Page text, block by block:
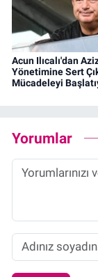
Acun Ilıcalı'dan
Yönetimine Sert
Mücadeleyi
Yorumlar